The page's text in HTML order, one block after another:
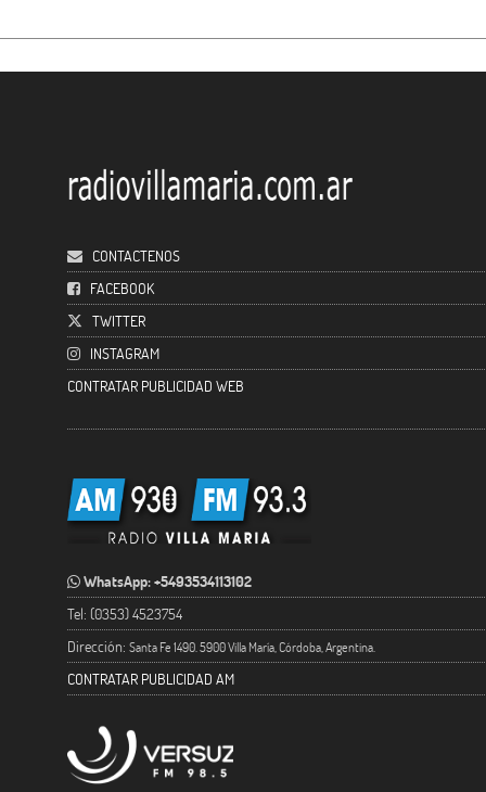
CONTACTENOS
FACEBOOK
TWITTER
INSTAGRAM
CONTRATAR PUBLICIDAD WEB
WhatsApp: +5493534113102
Tel: (0353) 4523754
Dirección: Santa Fe 1490. 5900 Villa María, Córdoba, Argentina.
CONTRATAR PUBLICIDAD AM